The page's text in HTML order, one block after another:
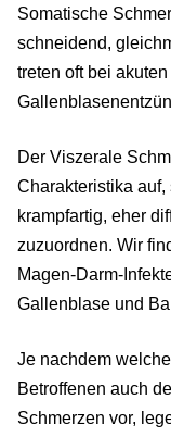
Somatische
schneidend,
treten oft bei
Der Viszerale
Charakteristika auf,
krampfartig, eher
zuzuordnen. Wir
Magen-Darm-
Gallenblase und
Je nachdem
Betroffenen auch
Schmerzen vor,